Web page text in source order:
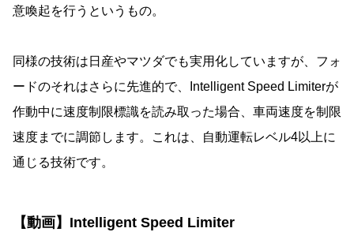
意喚起を行うというもの。
同様の技術は日産やマツダでも実用化していますが、フォ
ードのそれはさらに先進的で、Intelligent Speed Limiterが
作動中に速度制限標識を読み取った場合、車両速度を制限
速度までに調節します。これは、自動運転レベル4以上に
通じる技術です。
【動画】Intelligent Speed Limiter